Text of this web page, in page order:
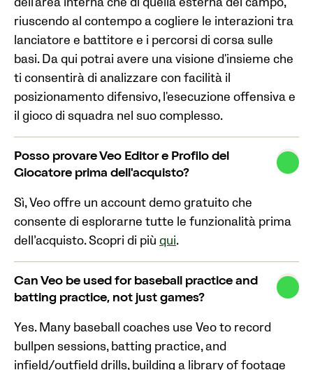
riuscendo al contempo a cogliere le interazioni tra
lanciatore e battitore e i percorsi di corsa sulle
basi. Da qui potrai avere una visione d'insieme che
ti consentirà di analizzare con facilità il
posizionamento difensivo, l'esecuzione offensiva e
il gioco di squadra nel suo complesso.
Posso provare Veo Editor e Profilo del
Giocatore prima dell'acquisto?
Sì, Veo offre un account demo gratuito che
consente di esplorarne tutte le funzionalità prima
dell’acquisto. Scopri di più qui.
Can Veo be used for baseball practice and
batting practice, not just games?
Yes. Many baseball coaches use Veo to record
bullpen sessions, batting practice, and
infield/outfield drills, building a library of footage